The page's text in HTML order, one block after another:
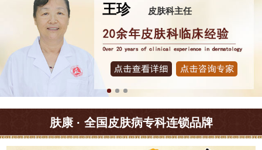
杨梅
肤康 · 全国皮肤病专科连锁品牌